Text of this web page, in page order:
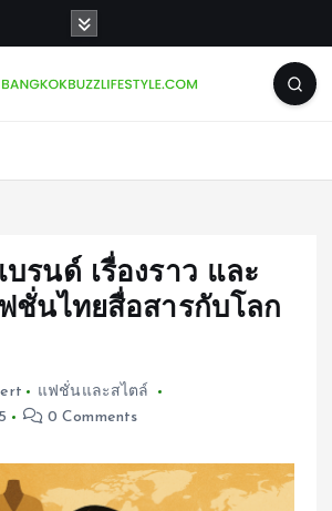
รนด์ เรื่องราว และ
ชั่นไทยสื่อสารกับโลก
แฟชั่นและสไตล์
0 Comments